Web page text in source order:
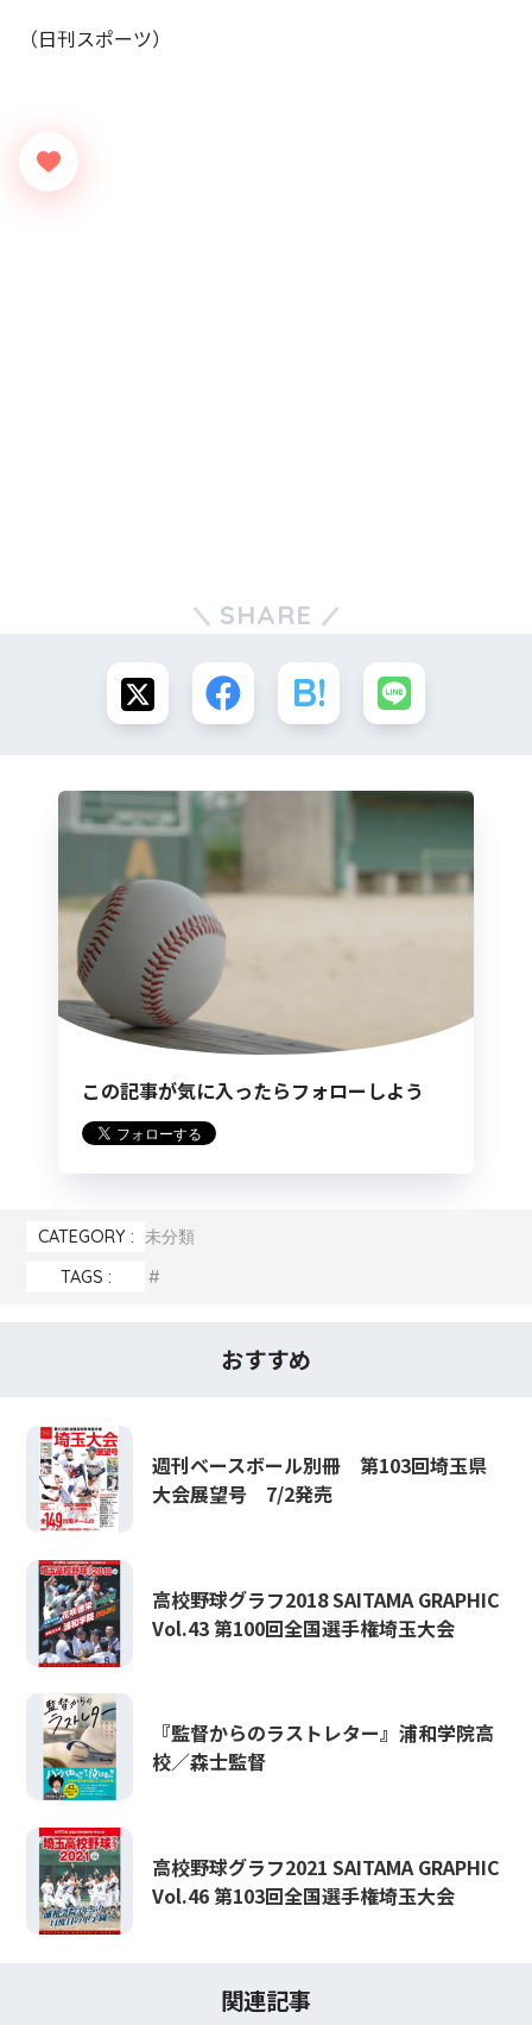
（日刊スポーツ）
SHARE
この記事が気に入ったらフォローしよう
CATEGORY :
未分類
TAGS :
おすすめ
週刊ベースボール別冊 第103回埼玉県
大会展望号 7/2発売
高校野球グラフ2018 SAITAMA GRAPHIC
Vol.43 第100回全国選手権埼玉大会
『監督からのラストレター』浦和学院高
校／森士監督
高校野球グラフ2021 SAITAMA GRAPHIC
Vol.46 第103回全国選手権埼玉大会
関連記事